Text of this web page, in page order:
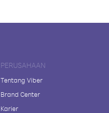
PERUSAHAAN
Tentang Viber
Brand Center
Karier